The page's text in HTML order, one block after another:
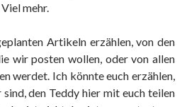
mehr.
Artikeln erzählen, von den
wir posten wollen, oder von allen
werdet. Ich könnte euch erzählen,
den Teddy hier mit euch teilen